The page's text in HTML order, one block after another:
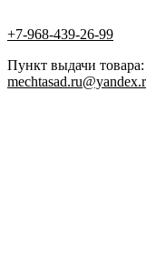
+7-968-439-26-99
Пункт выдачи